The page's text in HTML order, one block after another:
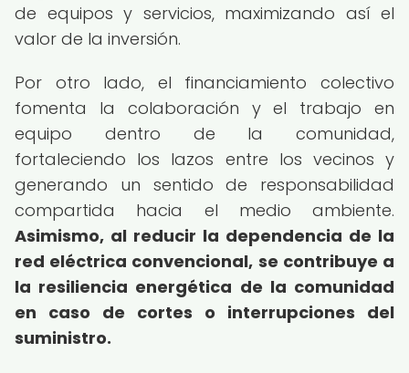
de equipos y servicios, maximizando así el
valor de la inversión.
Por otro lado, el financiamiento colectivo
fomenta la colaboración y el trabajo en
equipo dentro de la comunidad,
fortaleciendo los lazos entre los vecinos y
generando un sentido de responsabilidad
compartida hacia el medio ambiente.
Asimismo, al reducir la dependencia de la
red eléctrica convencional, se contribuye a
la resiliencia energética de la comunidad
en caso de cortes o interrupciones del
suministro.